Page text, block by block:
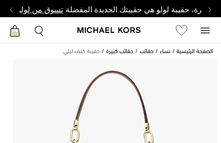
وصغيرة، حقيبة لولو هي حقيبتك الجديدة المفضلة تسوق من لولو
الصفحة الرئيسية نساء حقائب حقائب كبيرة حقيبة كتف ليلي